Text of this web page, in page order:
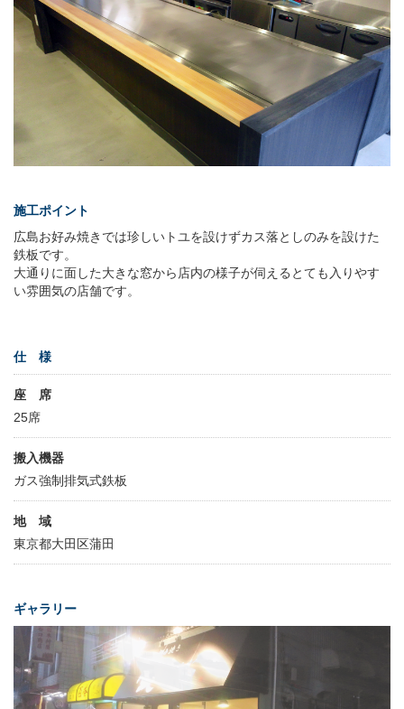
施工ポイント
広島お好み焼きでは珍しいトユを設けずカス落としのみを設けた
鉄板です。
大通りに面した大きな窓から店内の様子が伺えるとても入りやす
い雰囲気の店舗です。
仕 様
座 席
25席
搬入機器
ガス強制排気式鉄板
地 域
東京都大田区蒲田
ギャラリー